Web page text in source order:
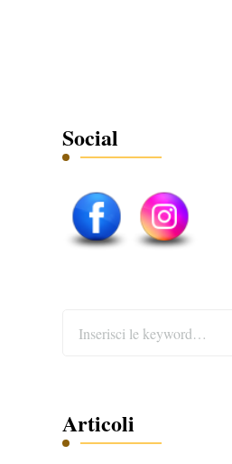
Social
Articoli